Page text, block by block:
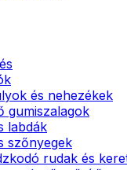
és nehezékek
gumiszalagok
labdák
szőnyegek
rudak és